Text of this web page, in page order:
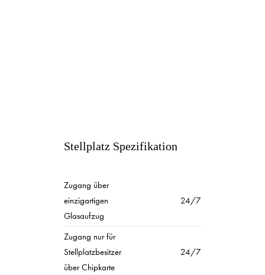
Stellplatz Spezifikation
Zugang über
einzigartigen
Glasaufzug
24/7
Zugang nur für
Stellplatzbesitzer
über Chipkarte
24/7